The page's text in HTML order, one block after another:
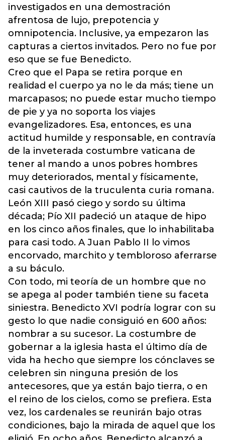
investigados en una demostración
afrentosa de lujo, prepotencia y
omnipotencia. Inclusive, ya empezaron las
capturas a ciertos invitados. Pero no fue por
eso que se fue Benedicto.
Creo que el Papa se retira porque en
realidad el cuerpo ya no le da más; tiene un
marcapasos; no puede estar mucho tiempo
de pie y ya no soporta los viajes
evangelizadores. Esa, entonces, es una
actitud humilde y responsable, en contravía
de la inveterada costumbre vaticana de
tener al mando a unos pobres hombres
muy deteriorados, mental y físicamente,
casi cautivos de la truculenta curia romana.
León XIII pasó ciego y sordo su última
década; Pío XII padeció un ataque de hipo
en los cinco años finales, que lo inhabilitaba
para casi todo. A Juan Pablo II lo vimos
encorvado, marchito y tembloroso aferrarse
a su báculo.
Con todo, mi teoría de un hombre que no
se apega al poder también tiene su faceta
siniestra. Benedicto XVI podría lograr con su
gesto lo que nadie consiguió en 600 años:
nombrar a su sucesor. La costumbre de
gobernar a la iglesia hasta el último día de
vida ha hecho que siempre los cónclaves se
celebren sin ninguna presión de los
antecesores, que ya están bajo tierra, o en
el reino de los cielos, como se prefiera. Esta
vez, los cardenales se reunirán bajo otras
condiciones, bajo la mirada de aquel que los